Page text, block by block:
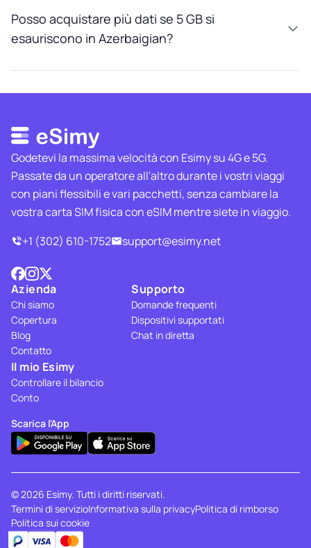
Posso acquistare più dati se 5 GB si
esauriscono in Azerbaigian?
Godetevi la massima velocità con Esimy su 4G e 5G.
Passate da un operatore all'altro durante i vostri viaggi
con piani flessibili e vari pacchetti, senza cambiare la
vostra carta SIM fisica con eSIM mentre siete in viaggio.
+1 (302) 610-1752
support@esimy.net
Azienda
Chi siamo
Copertura
Blog
Contatto
Supporto
Domande frequenti
Dispositivi supportati
Chat in diretta
Il mio Esimy
Controllare il bilancio
Conto
Scarica l'App
© 2026 Esimy. Tutti i diritti riservati.
Termini di servizioInformativa sulla privacyPolitica di rimborso
Politica sui cookie